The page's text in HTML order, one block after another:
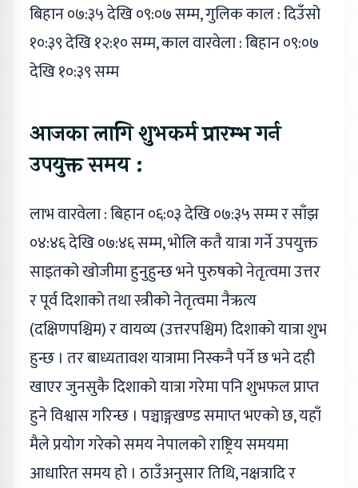
बिहान ०७:३५ देखि ०९:०७ सम्म, गुलिक काल : दिउँसो
१०:३९ देखि १२:१० सम्म, काल वारवेला : बिहान ०९:०७
देखि १०:३९ सम्म
आजका लागि शुभकर्म प्रारम्भ गर्न
उपयुक्त समय :
लाभ वारवेला : बिहान ०६:०३ देखि ०७:३५ सम्म र साँझ
०४:४६ देखि ०७:४६ सम्म, भोलि कतै यात्रा गर्ने उपयुक्त
साइतको खोजीमा हुनुहुन्छ भने पुरुषको नेतृत्वमा उत्तर
र पूर्व दिशाको तथा स्त्रीको नेतृत्वमा नैऋत्य
(दक्षिणपश्चिम) र वायव्य (उत्तरपश्चिम) दिशाको यात्रा शुभ
हुन्छ । तर बाध्यतावश यात्रामा निस्कनै पर्ने छ भने दही
खाएर जुनसुकै दिशाको यात्रा गरेमा पनि शुभफल प्राप्त
हुने विश्वास गरिन्छ । पञ्चाङ्गखण्ड समाप्त भएको छ, यहाँ
मैले प्रयोग गरेको समय नेपालको राष्ट्रिय समयमा
आधारित समय हो । ठाउँअनुसार तिथि, नक्षत्रादि र